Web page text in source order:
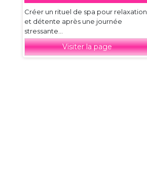
Créer un rituel de spa pour relaxation
et détente après une journée
stressante...
Visiter la page